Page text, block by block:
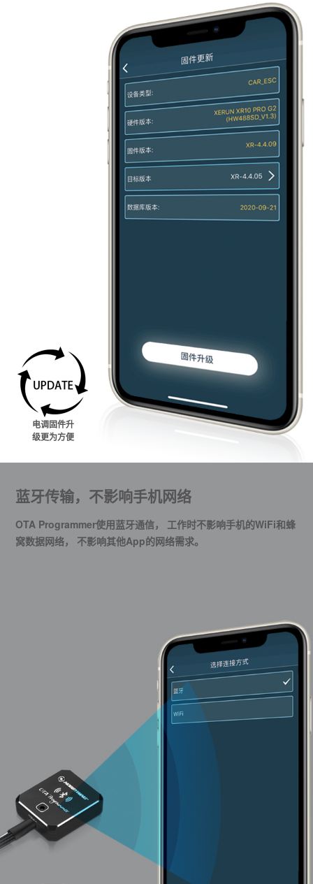
电调固件升
级更为方便
蓝牙传输，不影响手机网络
OTA Programmer使用蓝牙通信， 工作时不影响手机的WiFi和蜂
窝数据网络， 不影响其他App的网络需求。